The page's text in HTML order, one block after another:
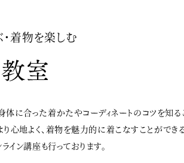
着物を楽しむ
に合った着かたやコーディネートのコツを知る
より心地よく、着物を魅力的に着こなすことができ
イン講座も行っております。